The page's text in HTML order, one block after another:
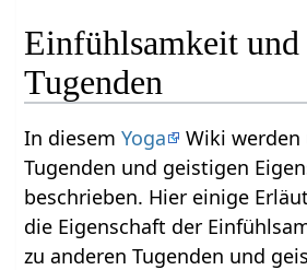
Einfühlsamkeit und
Tugenden
In diesemYoga
Wiki werden
Tugenden und geistigen
beschrieben. Hier einige
die Eigenschaft der
zu anderen Tugenden und